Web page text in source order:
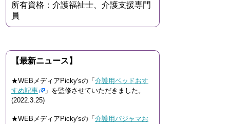
所有資格：介護福祉士、介護支援専門
員
【最新ニュース】
★WEBメディアPicky'sの「 介護用ベッドおす
すめ記事
」を監修させていただきました。
(2022.3.25)
★WEBメディアPicky'sの「 介護用パジャマお